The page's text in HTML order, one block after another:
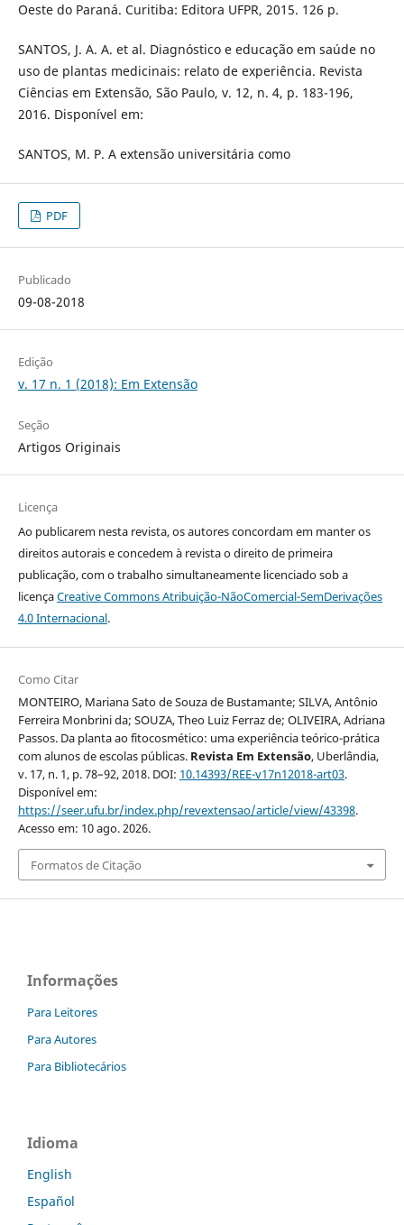
Oeste do Paraná. Curitiba: Editora UFPR, 2015. 126 p.
SANTOS, J. A. A. et al. Diagnóstico e educação em saúde no
uso de plantas medicinais: relato de experiência. Revista
Ciências em Extensão, São Paulo, v. 12, n. 4, p. 183-196,
2016. Disponível em:
SANTOS, M. P. A extensão universitária como
PDF
Publicado
09-08-2018
Edição
v. 17 n. 1 (2018): Em Extensão
Seção
Artigos Originais
Licença
Ao publicarem nesta revista, os autores concordam em manter os
direitos autorais e concedem à revista o direito de primeira
publicação, com o trabalho simultaneamente licenciado sob a
licençaCreative Commons Atribuição-NãoComercial-SemDerivações
4.0 Internacional.
Como Citar
MONTEIRO, Mariana Sato de Souza de Bustamante; SILVA, Antônio
Ferreira Monbrini da; SOUZA, Theo Luiz Ferraz de; OLIVEIRA, Adriana
Passos. Da planta ao fitocosmético: uma experiência teórico-prática
com alunos de escolas públicas. Revista Em Extensão, Uberlândia,
v. 17, n. 1, p. 78–92, 2018. DOI: 10.14393/REE-v17n12018-art03.
Disponível em:
https://seer.ufu.br/index.php/revextensao/article/view/43398.
Acesso em: 10 ago. 2026.
Formatos de Citação
Informações
Para Leitores
Para Autores
Para Bibliotecários
Idioma
English
Español